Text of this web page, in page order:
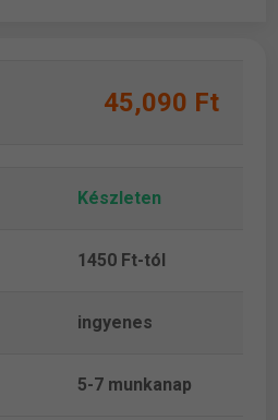
45,090 Ft
Készleten
1450 Ft-tól
ingyenes
5-7 munkanap